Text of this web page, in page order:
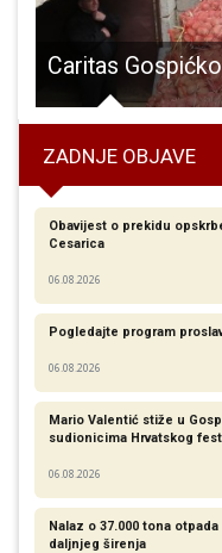
ZADNJE OBJAVE
Obavijest o prekidu
Cesarica
06.08.2026
Pogledajte program
06.08.2026
Mario Valentić stiže u
sudionicima Hrvatskog
06.08.2026
Nalaz o 37.000 tona
daljnjeg širenja